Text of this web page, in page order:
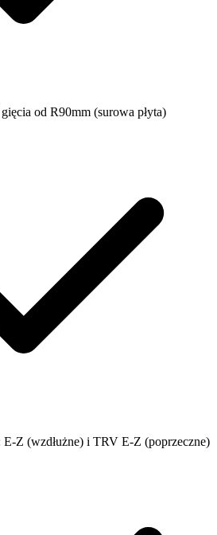
od R90mm (surowa płyta)
Z (wzdłużne) i TRV E-Z (poprzeczne)